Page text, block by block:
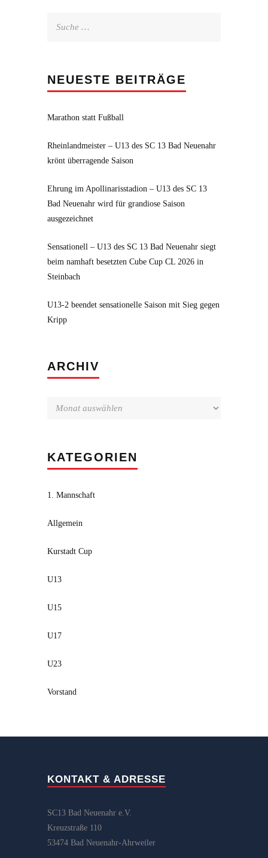
NEUESTE BEITRÄGE
Marathon statt Fußball
Rheinlandmeister – U13 des SC 13 Bad Neuenahr
krönt überragende Saison
Ehrung im Apollinarisstadion – U13 des SC 13
Bad Neuenahr wird für grandiose Saison
ausgezeichnet
Sensationell – U13 des SC 13 Bad Neuenahr siegt
beim namhaft besetzten Cube Cup CL 2026 in
Steinbach
U13-2 beendet sensationelle Saison mit Sieg gegen
Kripp
ARCHIV
KATEGORIEN
1. Mannschaft
Allgemein
Kurstadt Cup
U13
U15
U17
U23
Vorstand
KONTAKT & ADRESSE
SC13 Bad Neuenahr e.V.
Kreuzstraße 110
53474 Bad Neuenahr-Ahrweiler